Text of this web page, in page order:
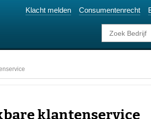
Klacht melden Consumentenrecht
klantenservice